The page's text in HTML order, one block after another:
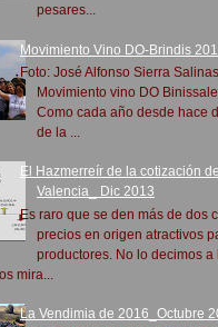
pesares...
Movimiento Vino DO-Brindis
Foto: José Alfonso Sierra
Movimiento vino DO
Como cada año desde hace
de la ...
El Hazmerreír de la cotización
Valencia_ Dic 2013
Es raro que se den más de dos
precios en origen atractivos
productores. No lo decimos a
mira...
La Vendimia de 2016_Octubre